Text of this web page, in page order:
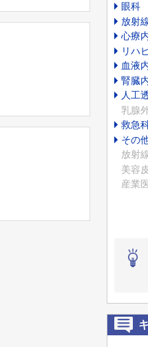
眼科
放射
心療
リハ
血液
腎臓
人工
乳腺
救急
その
放射
美容
産業